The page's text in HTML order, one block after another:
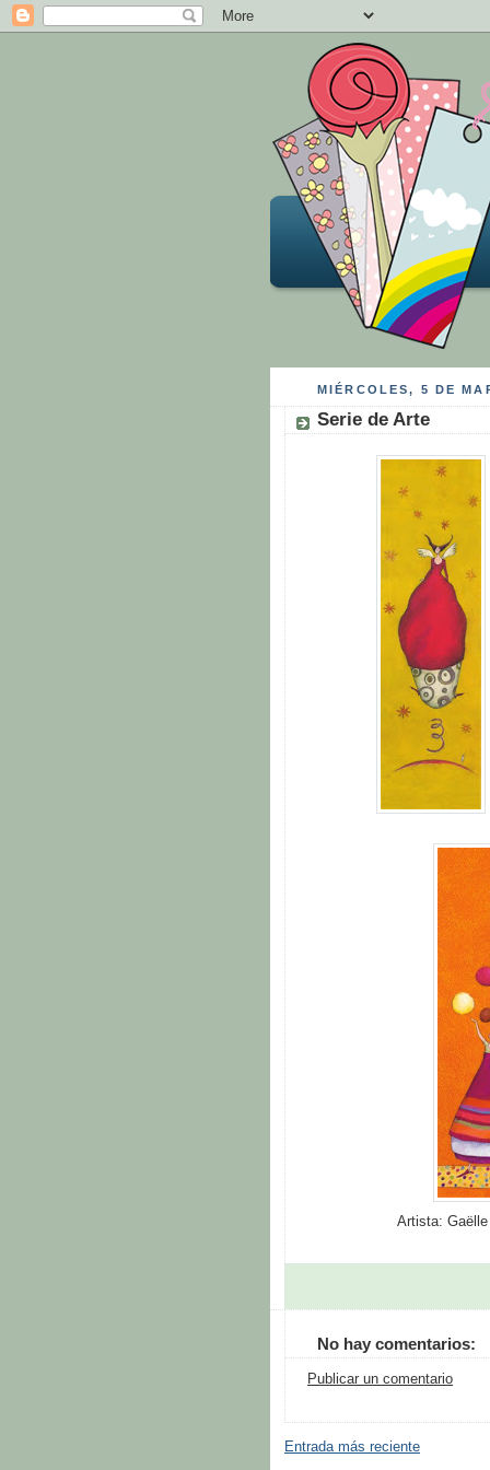
MIÉRCOLES, 5 DE
Serie de Arte
Artista:
No hay comentarios:
Publicar un comentario
Entrada más reciente